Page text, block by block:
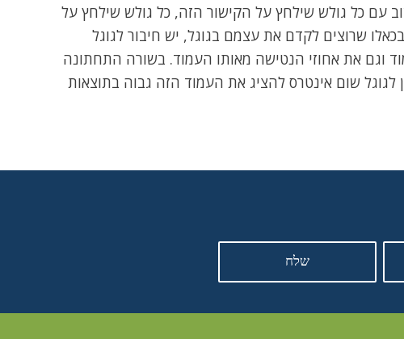
עם כל גולש שילחץ על הקישור הזה, כל גולש שילחץ על
שרוצים לקדם את עצמם בגוגל, יש חיבור לגוגל
וגם את אחוזי הנטישה מאותו העמוד. בשורה התחתונה
שום אינטרס להציג את העמוד הזה גבוה בתוצאות